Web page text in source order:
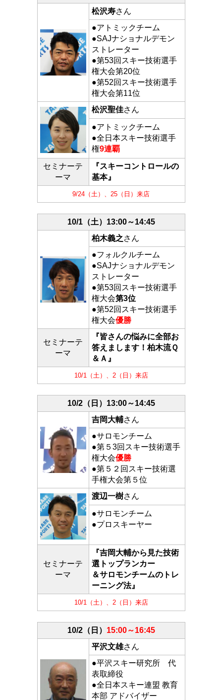
松沢寿さん
●アトミックチーム
●SAJナショナルデモン
ストレーター
●第53回スキー技術選手
権大会第20位
●第52回スキー技術選手
権大会第11位
松沢聖佳さん
●アトミックチーム
●全日本スキー技術選手
権9連覇
セミナーテ
ーマ
『スキーコントロールの
基本』
9/24（土）、25（日）来店
10/1（土） 13:00～14:45
柏木義之さん
●フォルクルチーム
●SAJナショナルデモン
ストレーター
●第53回スキー技術選手
権大会第3位
●第52回スキー技術選手
権大会優勝
セミナーテ
ーマ
『皆さんの悩みに全部お
答えまします！柏木流Ｑ
＆Ａ』
10/1（土）、2（日）来店
10/2（日）13:00～14:45
吉岡大輔さん
●サロモンチーム
●第５3回スキー技術選手
権大会優勝
●第５２回スキー技術選
手権大会第５位
渡辺一樹さん
●サロモンチーム
●プロスキーヤー
セミナーテ
ーマ
『吉岡大輔から見た技術
選トップランカー
＆サロモンチームのトレ
ーニング法』
10/1（土）、2（日）来店
10/2（ 日 ） 15:00～16:45
平沢文雄さん
●平沢スキー研究所 代
表取締役
●全日本スキー連盟 教育
本部 アドバイザー